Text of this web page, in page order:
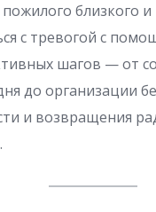
пожилого близкого
с тревогой с
шагов — от
до организации
и возвращения